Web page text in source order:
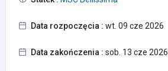
Data rozpoczęcia : wt. 09 cze 2026
Data zakończenia : sob. 13 cze 2026